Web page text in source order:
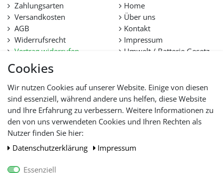
Cookies
Wir nutzen Cookies auf unserer Website. Einige von diesen
sind essenziell, während andere uns helfen, diese Website
und Ihre Erfahrung zu verbessern. Weitere Informationen zu
den von uns verwendeten Cookies und Ihren Rechten als
Nutzer finden Sie hier:
Daten­schutz­erklärung
Impressum
Essenziell
Zahlungsarten
Versandkosten
AGB
Widerrufsrecht
Vertrag widerrufen
Datenschutz
Hilfe
Lieferfristen und
Lieferbeschränkung
Home
Über uns
Kontakt
Impressum
Umwelt / Batterie Gesetz
WIR AKZEPTIEREN